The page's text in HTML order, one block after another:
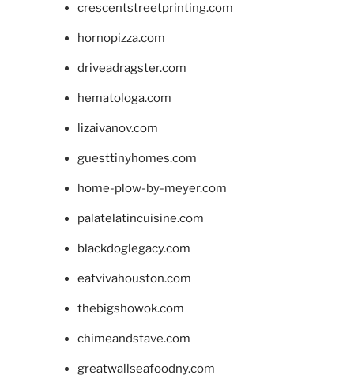
crescentstreetprinting.com
hornopizza.com
driveadragster.com
hematologa.com
lizaivanov.com
guesttinyhomes.com
home-plow-by-meyer.com
palatelatincuisine.com
blackdoglegacy.com
eatvivahouston.com
thebigshowok.com
chimeandstave.com
greatwallseafoodny.com